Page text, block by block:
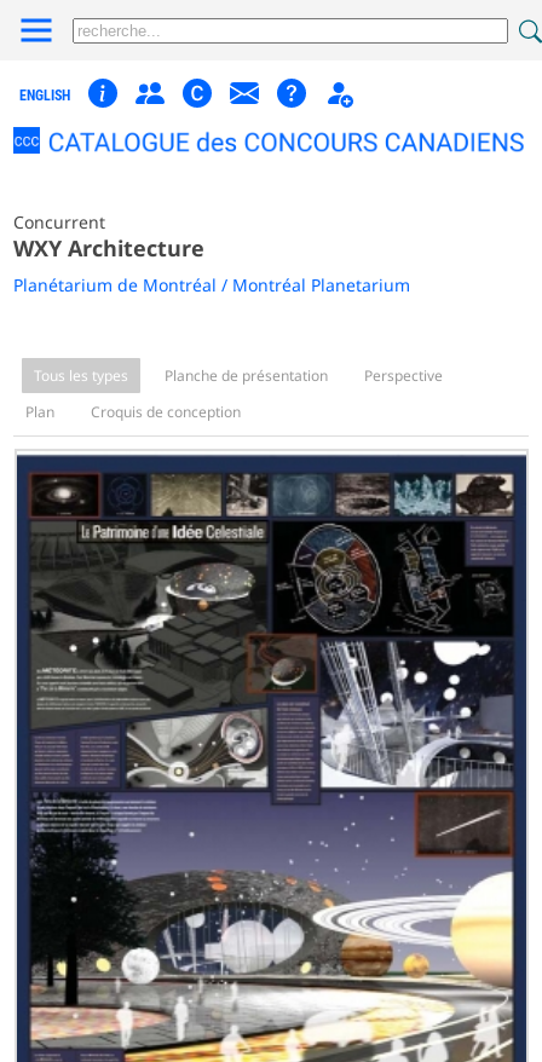
ENGLISH
Concurrent
WXY Architecture
Planétarium de Montréal / Montréal Planetarium
Tous les types Planche de présentation
Perspective
Plan
Croquis de conception